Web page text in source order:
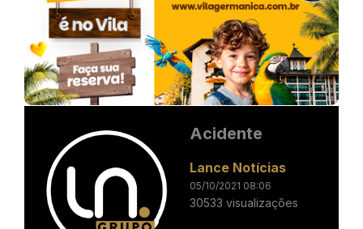
Acidente
Lance Notícias
05/10/2021 08:06
30533 visualizações